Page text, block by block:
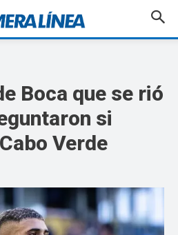
Boca que se rió
si
Verde